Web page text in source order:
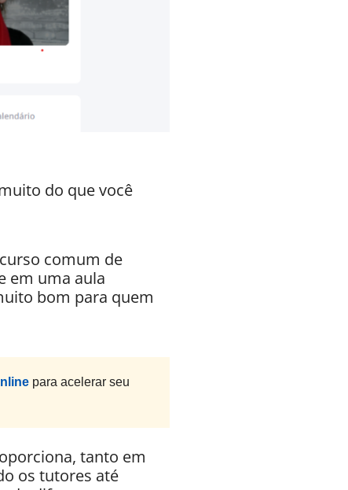
do que você
comum de
em uma aula
bom para quem
para acelerar seu
tanto em
os tutores até